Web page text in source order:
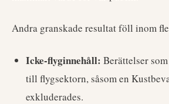
Andra granskade resultat föll inom
Icke-flyginnehåll: Berättelser
till flygsektorn, såsom en
exkluderades.